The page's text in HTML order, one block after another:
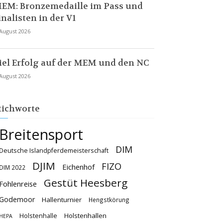
Bronzemedaille im Pass und
in der V1
2026
Erfolg auf der MEM und den NC
2026
Breitensport
Islandpferdemeisterschaft DIM
DIM 2022 DJIM Eichenhof FIZO
Fohlenreise Gestüt Heesberg
Hallenturnier Hengstkörung
HEPA Holstenhalle Holstenhallen